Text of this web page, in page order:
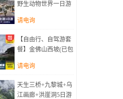
野生动物世界一日游
请电询
【自由行、自驾游套
餐】金佛山西坡(已包
车、住宿1晚)
请电询
天生三桥+九黎城+乌
江画廊+洪崖洞5日游